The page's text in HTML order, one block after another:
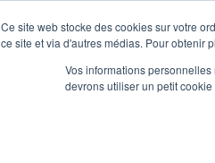
Ce site web stocke des cookies sur votre
ce site et via d'autres médias. Pour obtenir
Vos informations
devrons utiliser un petit